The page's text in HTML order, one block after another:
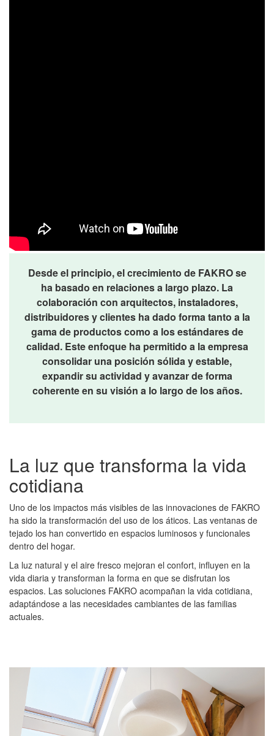
Desde el principio,el crecimiento de FAKRO se
ha basado en relaciones a largo plazo. La
colaboración con arquitectos, instaladores,
distribuidores y clientes ha dado forma tanto a la
gama de productos como a los estándares de
calidad. Este enfoque ha permitido a la empresa
consolidar una posición sólida y estable,
expandir su actividad y avanzar de forma
coherente en su visión a lo largo de los años.
La luz que transforma la vida
cotidiana
Uno de los impactos más visibles de las innovaciones de FAKRO
ha sido la transformación del uso de los áticos. Las ventanas de
tejado los han convertido en espacios luminosos y funcionales
dentro del hogar.
La luz natural y el aire fresco mejoran el confort, influyen en la
vida diaria y transforman la forma en que se disfrutan los
espacios. Las soluciones FAKRO acompañan la vida cotidiana,
adaptándose a las necesidades cambiantes de las familias
actuales.